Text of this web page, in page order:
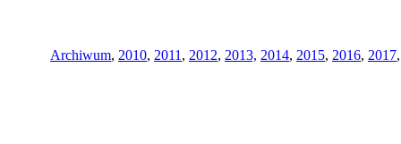
Archiwum, 2010, 2011 , 2012, 2013, 2014, 2015, 2016, 2017